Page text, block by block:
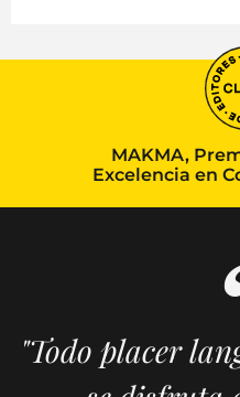
MAKMA,
Excelencia en
"Todo placer